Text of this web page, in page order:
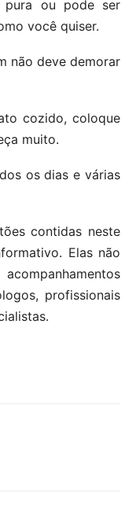
pura ou pode ser
você quiser.
não deve demorar
cozido, coloque
muito.
os dias e várias
contidas neste
Elas não
profissionais